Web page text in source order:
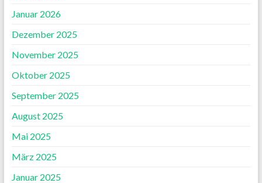
Januar 2026
Dezember 2025
November 2025
Oktober 2025
September 2025
August 2025
Mai 2025
März 2025
Januar 2025